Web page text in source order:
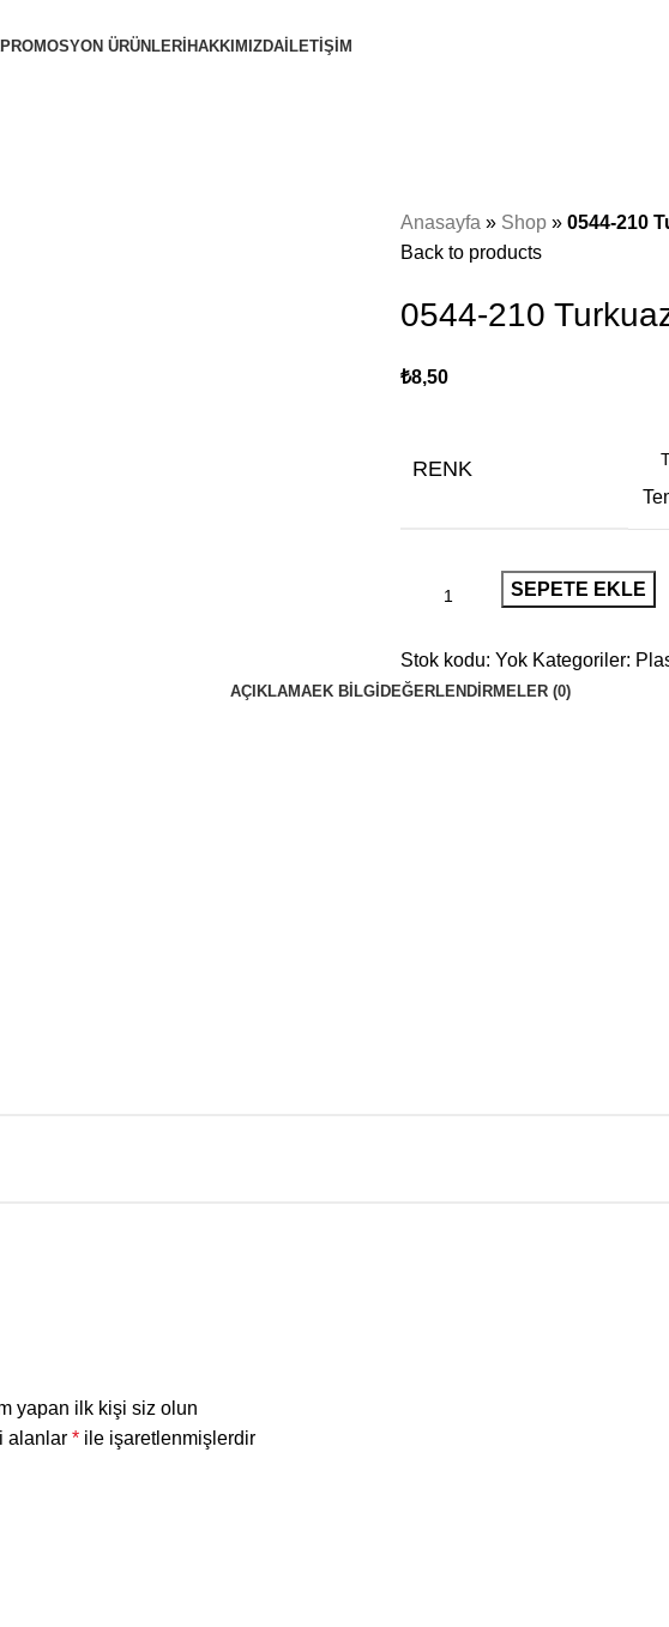
PROMOSYON ÜRÜNLERİ HAKKIMIZDA İLETİŞİM
Anasayfa » Shop » 0544-210
Back to products
0544-210
₺8,50
RENK
SEPETE EKLE
Stok kodu: Yok Kategoriler:
AÇIKLAMAEK BILGI DEĞERLENDIRMELER (0)
yapan ilk kişi siz olun
alanlar * ile işaretlenmişlerdir